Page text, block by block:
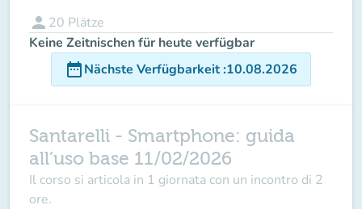
person 20 Plätze
Keine Zeitnischen für heute verfügbar
date_rangeNächste Verfügbarkeit:10.08.2026
Santarelli - Smartphone: guida
all’uso base 11/02/2026
Il corso si articola in 1 giornata con un incontro di 2
ore.